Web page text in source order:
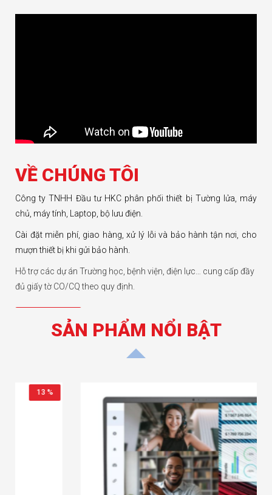
VỀ CHÚNG TÔI
Công ty TNHH Đầu tư HKC phân phối thiết bị Tường lửa, máy
chủ, máy tính, Laptop, bộ lưu điện.
Cài đặt miễn phí, giao hàng, xử lý lỗi và bảo hành tận nơi, cho
mượn thiết bị khi gửi bảo hành.
Hỗ trợ các dự án Trường học, bệnh viện, điện lực… cung cấp đầy
đủ giấy tờ CO/CQ theo quy định.
SẢN PHẨM NỔI BẬT